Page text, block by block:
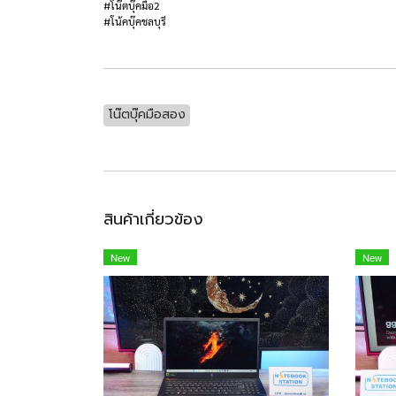
#โน๊ตบุ๊คมือ2
#โน้คบุ๊คชลบุรี
โน๊ตบุ๊คมือสอง
สินค้าเกี่ยวข้อง
New New